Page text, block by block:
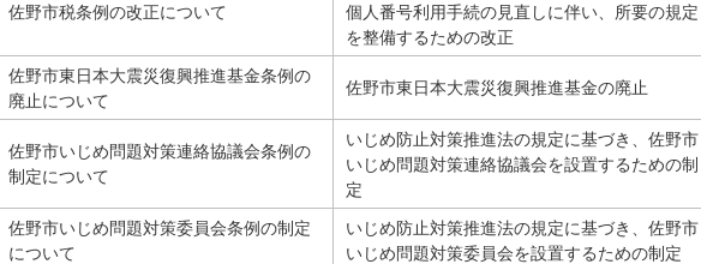
佐野市税条例の改正について
個人番号利用手続の見直しに伴い、所要の規定
を整備するための改正
佐野市東日本大震災復興推進基金条例の
廃止について
佐野市東日本大震災復興推進基金の廃止
佐野市いじめ問題対策連絡協議会条例の
制定について
いじめ防止対策推進法の規定に基づき、佐野市
いじめ問題対策連絡協議会を設置するための制
定
佐野市いじめ問題対策委員会条例の制定
について
いじめ防止対策推進法の規定に基づき、佐野市
いじめ問題対策委員会を設置するための制定